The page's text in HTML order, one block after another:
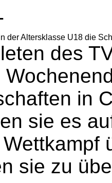
der Altersklasse U18 die
des
in
sie es
sie zu